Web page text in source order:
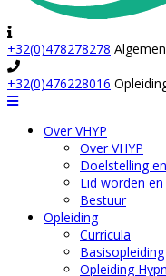
+32(0)478278278
+32(0)476228016
Navigation
Over VHYP
Over VHYP
Doelstelling
Lid worden
Bestuur
Opleiding
Curricula
Basisopleiding
Opleiding